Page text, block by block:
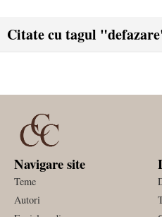
Citate cu tagul
Navigare site
Teme
Autori